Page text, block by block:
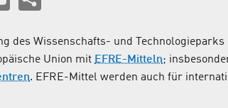
des Wissenschafts- und
Union mit EFRE-Mitteln;
. EFRE-Mittel werden auch für